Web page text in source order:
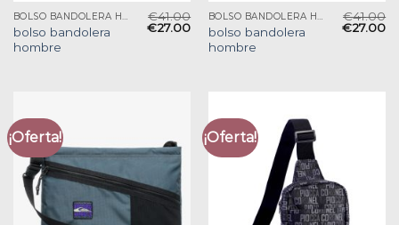
BOLSO BANDOLERA HOMBRE
bolso bandolera
hombre
€41.00
€27.00
BOLSO BANDOLERA HOMBRE
bolso bandolera
hombre
€41.00
€27.00
¡Oferta! ¡Oferta!